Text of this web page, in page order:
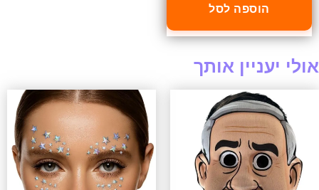
הוספה לסל
אולי יעניין אותך